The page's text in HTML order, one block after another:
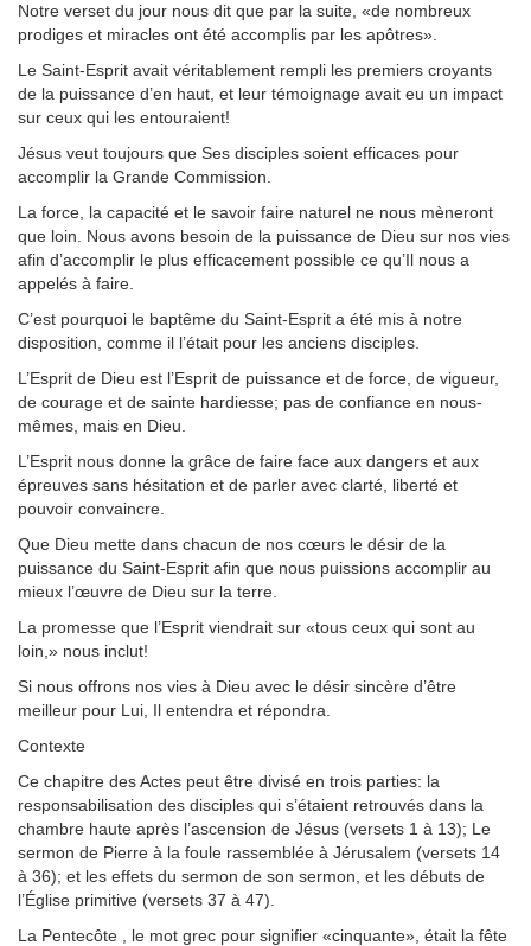
Notre verset du jour nous dit que par la suite, «de nombreux
prodiges et miracles ont été accomplis par les apôtres».
Le Saint-Esprit avait véritablement rempli les premiers croyants
de la puissance d’en haut, et leur témoignage avait eu un impact
sur ceux qui les entouraient!
Jésus veut toujours que Ses disciples soient efficaces pour
accomplir la Grande Commission.
La force, la capacité et le savoir faire naturel ne nous mèneront
que loin. Nous avons besoin de la puissance de Dieu sur nos vies
afin d’accomplir le plus efficacement possible ce qu’Il nous a
appelés à faire.
C’est pourquoi le baptême du Saint-Esprit a été mis à notre
disposition, comme il l’était pour les anciens disciples.
L’Esprit de Dieu est l’Esprit de puissance et de force, de vigueur,
de courage et de sainte hardiesse; pas de confiance en nous-
mêmes, mais en Dieu.
L’Esprit nous donne la grâce de faire face aux dangers et aux
épreuves sans hésitation et de parler avec clarté, liberté et
pouvoir convaincre.
Que Dieu mette dans chacun de nos cœurs le désir de la
puissance du Saint-Esprit afin que nous puissions accomplir au
mieux l’œuvre de Dieu sur la terre.
La promesse que l’Esprit viendrait sur «tous ceux qui sont au
loin,» nous inclut!
Si nous offrons nos vies à Dieu avec le désir sincère d’être
meilleur pour Lui, Il entendra et répondra.
Contexte
Ce chapitre des Actes peut être divisé en trois parties: la
responsabilisation des disciples qui s’étaient retrouvés dans la
chambre haute après l’ascension de Jésus (versets 1 à 13); Le
sermon de Pierre à la foule rassemblée à Jérusalem (versets 14
à 36); et les effets du sermon de son sermon, et les débuts de
l’Église primitive (versets 37 à 47).
La Pentecôte , le mot grec pour signifier «cinquante», était la fête